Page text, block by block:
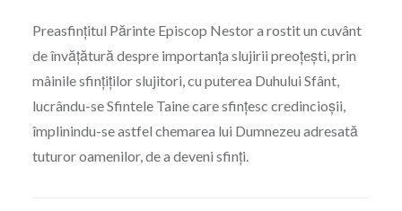
Preasfințitul Părinte Episcop Nestor a rostit un cuvânt
de învățătură despre importanța slujirii preoțești, prin
mâinile sfințiților slujitori, cu puterea Duhului Sfânt,
lucrându-se Sfintele Taine care sfințesc credincioșii,
împlinindu-se astfel chemarea lui Dumnezeu adresată
tuturor oamenilor, de a deveni sfinți.